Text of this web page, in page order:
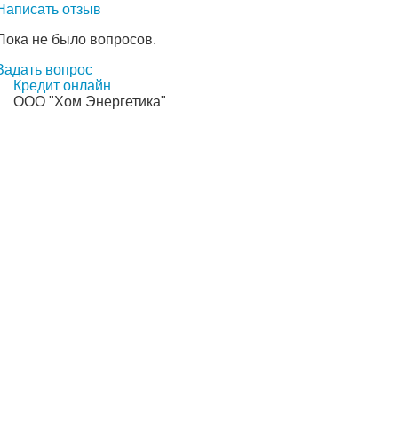
отзыв
не было вопросов.
вопрос
Кредит онлайн
ООО "Хом Энергетика"